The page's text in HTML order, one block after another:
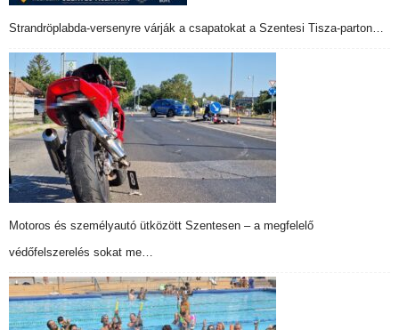
Strandröplabda-versenyre várják a csapatokat a Szentesi Tisza-parton…
Motoros és személyautó ütközött Szentesen – a megfelelő
védőfelszerelés sokat me…